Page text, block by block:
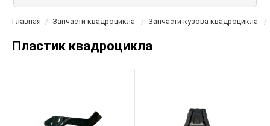
Главная / Запчасти квадроцикла / Запчасти кузова квадроцикла /
Пластик квадроцикла